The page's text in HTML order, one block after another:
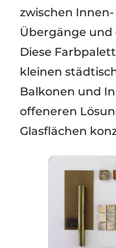
zwischen
Übergänge
Diese
kleinen
Balkonen und
offeneren
Glasflächen